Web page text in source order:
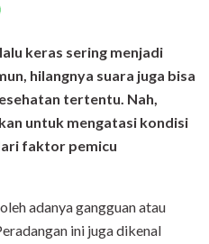
keras sering menjadi
hilangnya suara juga bisa
tertentu. Nah,
untuk mengatasi kondisi
faktor pemicu
adanya gangguan atau
ini juga dikenal